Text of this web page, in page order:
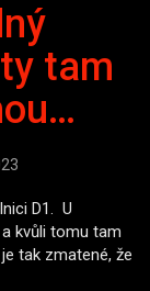
tam
D1. U
kvůli tomu tam
tak zmatené, že